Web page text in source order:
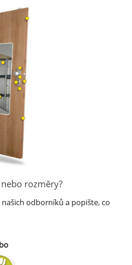
rozměry?
odborníků a popište, co